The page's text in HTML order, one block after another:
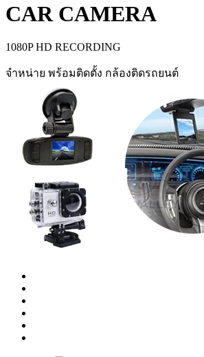
CAR CAMERA
1080P HD RECORDING
จำหน่าย พร้อมติดตั้ง กล้องติดรถยนต์